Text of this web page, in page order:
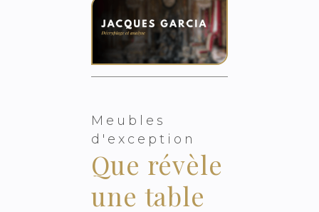
Meubles
d'exception
Que révèle
une table